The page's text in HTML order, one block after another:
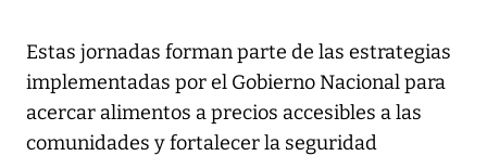
Estas jornadas forman parte de las estrategias
implementadas por el Gobierno Nacional para
acercar alimentos a precios accesibles a las
comunidades y fortalecer la seguridad